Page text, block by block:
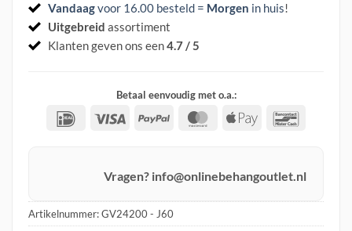
Vandaagvoor 16.00 besteld = Morgen in huis!
Uitgebreid assortiment
Klanten geven ons een4.7 / 5
Betaal eenvoudig met o.a.:
IDeal Visa PayPal MasterCard
Apple
Vragen? info@onlinebehangoutlet.nl
Artikelnummer:GV24200 - J60